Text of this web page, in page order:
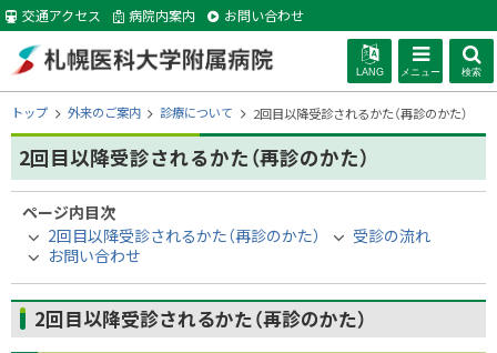
本
へ
交通アクセス 病院内案内 お問い合わせ
札幌医科大学附
属病院
LANG メニュー 検索
現
在
位
置
の
階
トップ 外来のご案内 診療について 2回目以降受診されるかた（再診のかた）
2回目以降受診されるかた（再診のかた）
ページ内目次
2回目以降受診されるかた（再診のかた）
受診の流れ
お問い合わせ
2回目以降受診されるかた（再診のかた）